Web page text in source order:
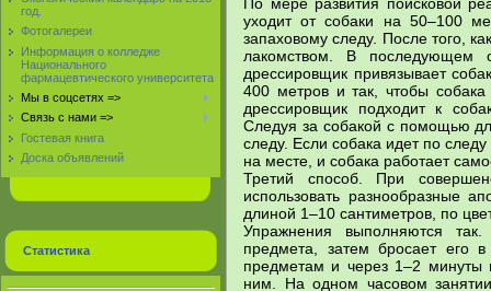
год.
Фотогалереи
Информация о колледже
Национального
фармацевтического университета
Мы в соцсетях =>
Связь с нами =>
Гостевая книга
Доска объявлений
Статистика
уходит от собаки на 50–100
запаховому следу. После того,
лакомством. В последующем
дрессировщик привязывает
400 метров и так, чтобы
дрессировщик подходит к
Следуя за собакой с помощью
следу. Если собака идет по
на месте, и собака работает
Третий способ. При
использовать разнообразные
длиной 1–10 сантиметров, по
Упражнения выполняются
предмета, затем бросает его
предметам и через 1–2 минуты
ним. На одном часовом